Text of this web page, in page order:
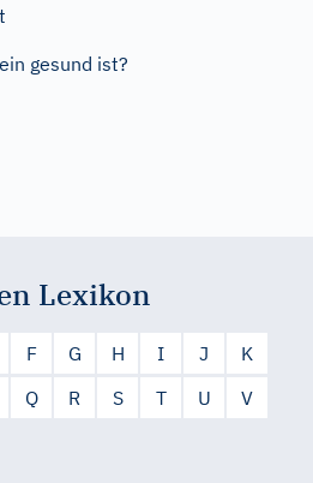
gesund ist?
Lexikon
F G H I J
K
Q R S T U
V